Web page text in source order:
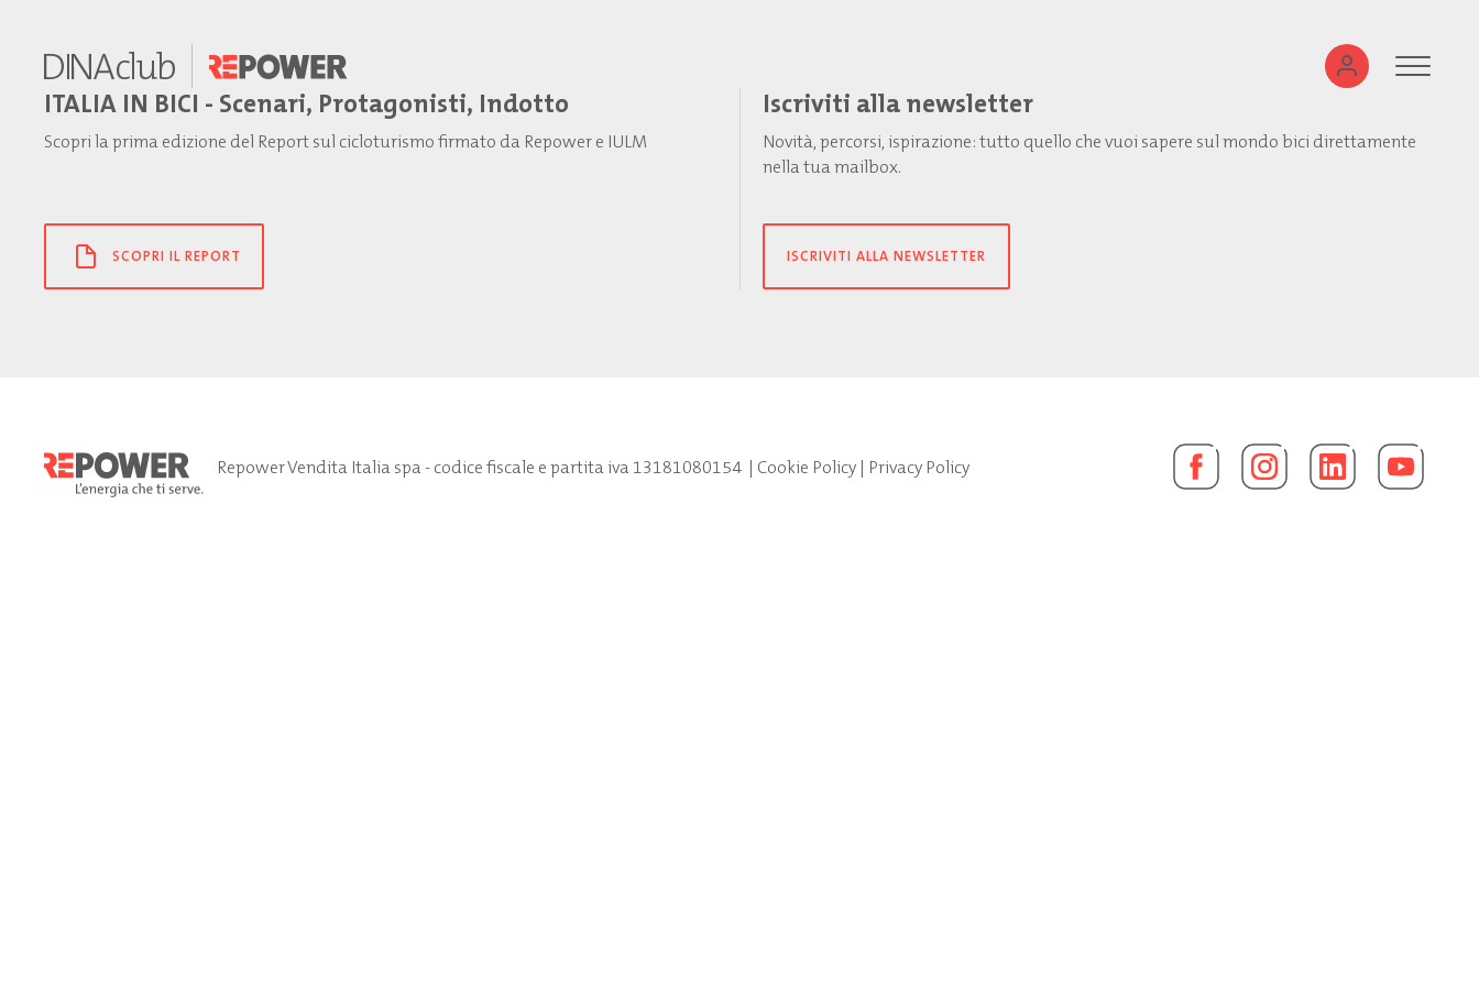
ITALIA IN BICI - Scenari, Protagonisti, Indotto
Scopri la prima edizione del Report sul cicloturismo firmato da Repower e IULM
SCOPRI IL REPORT
Iscriviti alla newsletter
Novità, percorsi, ispirazione: tutto quello che vuoi sapere sul mondo bici direttamente
nella tua mailbox.
ISCRIVITI ALLA NEWSLETTER
Repower Vendita Italia spa - codice fiscale e partita iva 13181080154| Cookie Policy| Privacy Policy